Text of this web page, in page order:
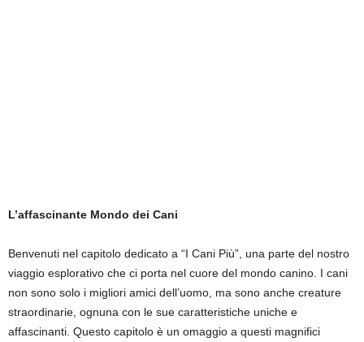
L’affascinante Mondo dei Cani
Benvenuti nel capitolo dedicato a “I Cani Più”, una parte del nostro
viaggio esplorativo che ci porta nel cuore del mondo canino. I cani
non sono solo i migliori amici dell’uomo, ma sono anche creature
straordinarie, ognuna con le sue caratteristiche uniche e
affascinanti. Questo capitolo è un omaggio a questi magnifici